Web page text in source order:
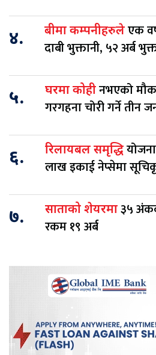
४. बीमा कम्पनीहरुलेएक
दाबी भुक्तानी, ५२ अर्ब
५. घरमा कोहीनभएको
गरगहना चोरी गर्ने तीन
६. रिलायबल समृद्धि
लाख इकाई नेप्सेमा
७. साताको शेयरमा३५
रकम १९ अर्ब